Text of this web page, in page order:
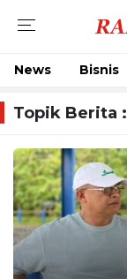
News Bisnis
Topik Berita :